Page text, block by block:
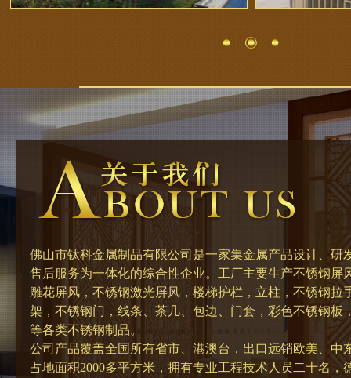
佛山市钛科金属制品有限公司是一家集金属产品设计、研
售后服务为一体化的综合性企业。工厂主要生产不锈钢屏
雕花屏风，不锈钢激光屏风，楼梯护栏，立柱，不锈钢拉
架，不锈钢门，线条、茶几、包边、门套，彩色不锈钢板
等各类不锈钢制品。
公司产品覆盖全国所有省市、港澳台，出口远销欧美、中
占地面积2000多平方米，拥有专业工程技术人员二十名，